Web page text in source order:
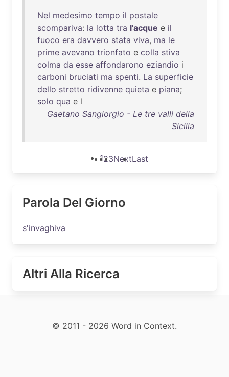
Nel medesimo tempo il postale
scompariva: la lotta tra l'acque e il
fuoco era davvero stata viva, ma le
prime avevano trionfato e colla stiva
colma da esse affondarono eziandio i
carboni bruciati ma spenti. La superficie
dello stretto ridivenne quieta e piana;
solo qua e l
Gaetano Sangiorgio - Le tre valli della
Sicilia
123NextLast
Parola Del Giorno
s'invaghiva
Altri Alla Ricerca
© 2011 - 2026 Word in Context.